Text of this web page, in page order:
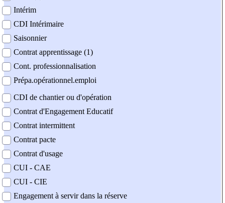
Intérim
CDI Intérimaire
Saisonnier
Contrat apprentissage (1)
Cont. professionnalisation
Prépa.opérationnel.emploi
CDI de chantier ou d'opération
Contrat d'Engagement Educatif
Contrat intermittent
Contrat pacte
Contrat d'usage
CUI - CAE
CUI - CIE
Engagement à servir dans la réserve